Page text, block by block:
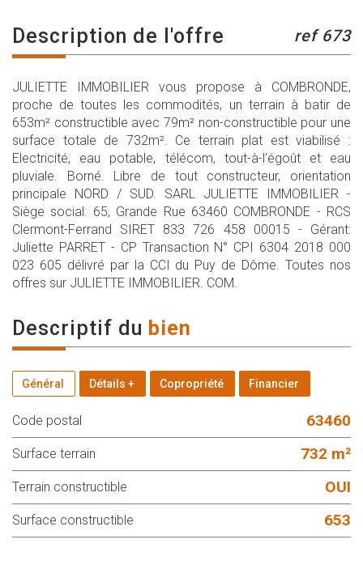
description de l'offre ref 673
JULIETTE IMMOBILIER vous propose à COMBRONDE,
proche de toutes les commodités, un terrain à batir de
653m² constructible avec 79m² non-constructible pour une
surface totale de 732m². Ce terrain plat est viabilisé :
Electricité, eau potable, télécom, tout-à-l'égoût et eau
pluviale. Borné. Libre de tout constructeur, orientation
principale NORD / SUD. SARL JULIETTE IMMOBILIER -
Siège social: 65, Grande Rue 63460 COMBRONDE - RCS
Clermont-Ferrand SIRET 833 726 458 00015 - Gérant:
Juliette PARRET - CP Transaction N° CPI 6304 2018 000
023 605 délivré par la CCI du Puy de Dôme. Toutes nos
offres sur JULIETTE IMMOBILIER. COM.
descriptif du bien
Général Détails + Copropriété Financier
Code postal 63460
surface terrain 732 m²
Terrain constructible OUI
Surface constructible 653